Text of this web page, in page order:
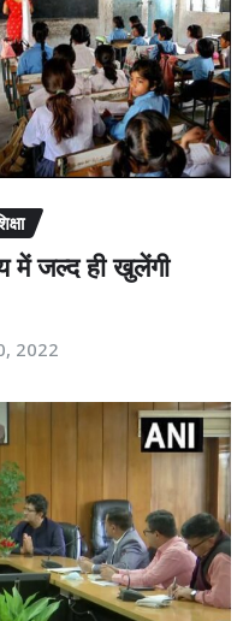
में जल्द ही खुलेंगी
2022